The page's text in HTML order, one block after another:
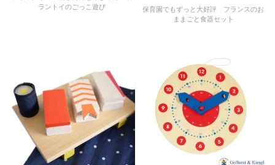
ラントイのごっこ遊び
保育園でもずっと大好評 フランスのお
ままごと食器セット